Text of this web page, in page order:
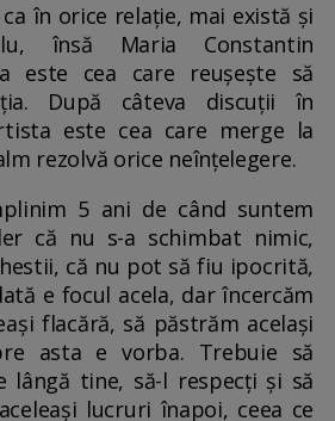
în orice relație, mai există și
însă Maria Constantin
este cea care reușește să
După câteva discuții în
este cea care merge la
rezolvă orice neînțelegere.
5 ani de când suntem
că nu s-a schimbat nimic,
că nu pot să fiu ipocrită,
e focul acela, dar încercăm
flacără, să păstrăm același
asta e vorba. Trebuie să
lângă tine, să-l respecți și să
lucruri înapoi, ceea ce